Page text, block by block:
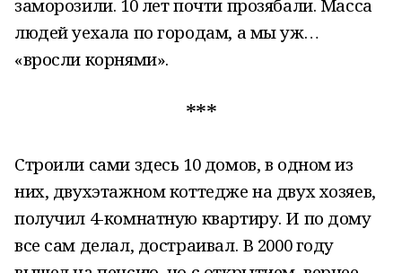
заморозили. 10 лет почти прозябали. Масса
людей уехала по городам, а мы уж…
«вросли корнями».
***
Строили сами здесь 10 домов, в одном из
них, двухэтажном коттедже на двух хозяев,
получил 4-комнатную квартиру. И по дому
все сам делал, достраивал. В 2000 году